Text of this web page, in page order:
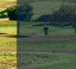
La
La Ligue